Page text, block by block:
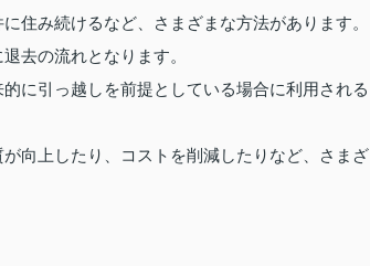
住み続けるなど、さまざまな方法があります。
去の流れとなります。
に引っ越しを前提としている場合に利用される
向上したり、コストを削減したりなど、さまざ